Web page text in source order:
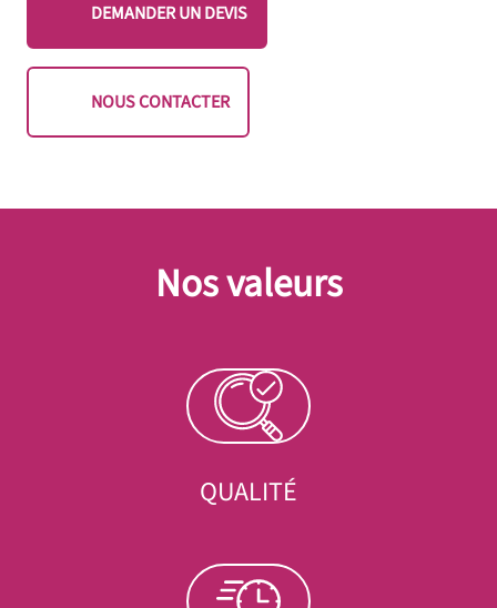
DEMANDER UN DEVIS
NOUS CONTACTER
Nos valeurs
QUALITÉ